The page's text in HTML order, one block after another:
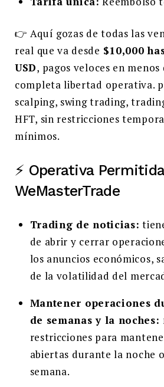
👉 Aquí gozas de todas las
real que va desde $10,000
USD, pagos veloces en menos
completa libertad operativa.
scalping, swing trading,
HFT, sin restricciones
mínimos.
⚡ Operativa
WeMasterTrade
Trading de noticias:
de abrir y cerrar
los anuncios económicos,
de la volatilidad del
Mantener operaciones
de semanas y la noches:
restricciones para
abiertas durante la noche
semana.